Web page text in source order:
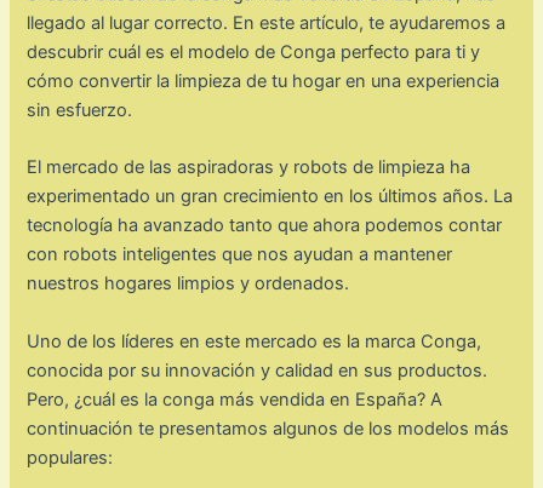
llegado al lugar correcto. En este artículo, te ayudaremos a
descubrir cuál es el modelo de Conga perfecto para ti y
cómo convertir la limpieza de tu hogar en una experiencia
sin esfuerzo.
El mercado de las aspiradoras y robots de limpieza ha
experimentado un gran crecimiento en los últimos años. La
tecnología ha avanzado tanto que ahora podemos contar
con robots inteligentes que nos ayudan a mantener
nuestros hogares limpios y ordenados.
Uno de los líderes en este mercado es la marca Conga,
conocida por su innovación y calidad en sus productos.
Pero, ¿cuál es la conga más vendida en España? A
continuación te presentamos algunos de los modelos más
populares: